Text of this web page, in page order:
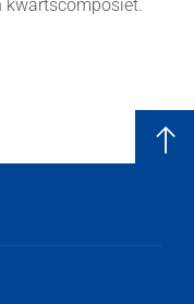
kwartscomposiet.